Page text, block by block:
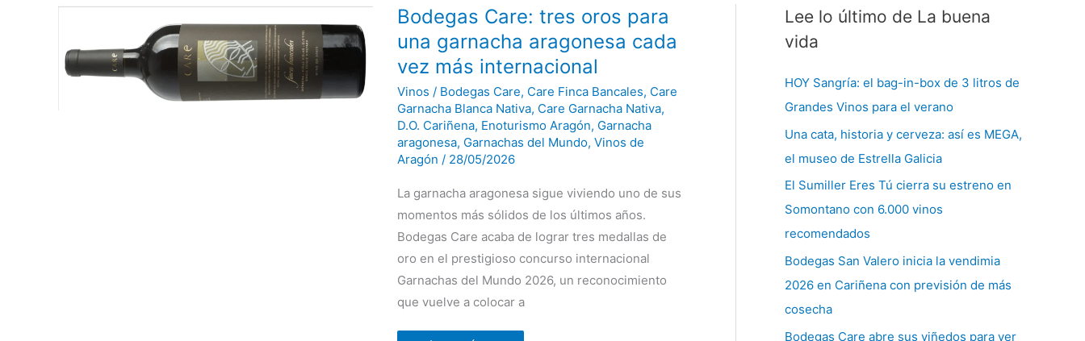
Bodegas Care: tres oros para
una garnacha aragonesa cada
vez más internacional
Vinos / Bodegas Care, Care Finca Bancales, Care
Garnacha Blanca Nativa, Care Garnacha Nativa,
D.O. Cariñena, Enoturismo Aragón, Garnacha
aragonesa, Garnachas del Mundo, Vinos de
Aragón / 28/05/2026
La garnacha aragonesa sigue viviendo uno de sus
momentos más sólidos de los últimos años.
Bodegas Care acaba de lograr tres medallas de
oro en el prestigioso concurso internacional
Garnachas del Mundo 2026, un reconocimiento
que vuelve a colocar a
Bodegas
Care:
tres
oros
para
una
aragonesa
cada
vez
más
internacional
Lee lo último de La buena
vida
HOY Sangría: el bag-in-box de 3 litros de
Grandes Vinos para el verano
Una cata, historia y cerveza: así es MEGA,
el museo de Estrella Galicia
El Sumiller Eres Tú cierra su estreno en
Somontano con 6.000 vinos
recomendados
Bodegas San Valero inicia la vendimia
2026 en Cariñena con previsión de más
cosecha
Bodegas Care abre sus viñedos para ver
C
a
e
g
o
r
í
a
s